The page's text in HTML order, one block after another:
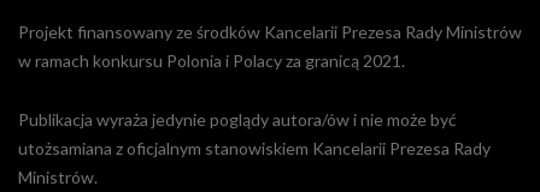
Projekt finansowany ze środków Kancelarii Prezesa Rady Ministrów
w ramach konkursu Polonia i Polacy za granicą 2021.
Publikacja wyraża jedynie poglądy autora/ów i nie może być
utożsamiana z oficjalnym stanowiskiem Kancelarii Prezesa Rady
Ministrów.